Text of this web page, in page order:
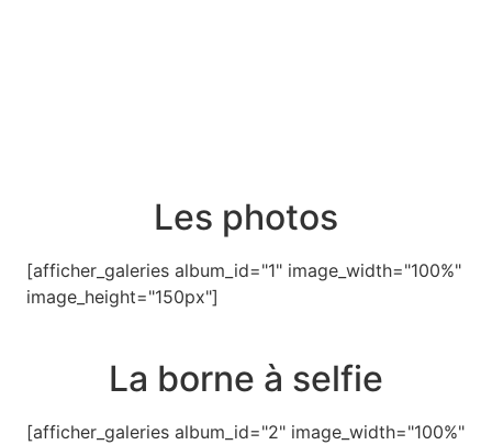
Les photos
[afficher_galeries album_id="1" image_width="100%"
image_height="150px"]
La borne à selfie
[afficher_galeries album_id="2" image_width="100%"